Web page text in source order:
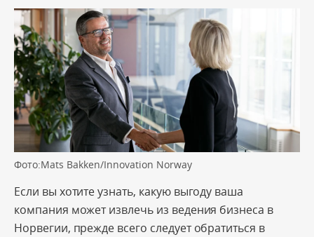
Фото:Mats Bakken/Innovation Norway
Если вы хотите узнать, какую выгоду ваша
компания может извлечь из ведения бизнеса в
Норвегии, прежде всего следует обратиться в